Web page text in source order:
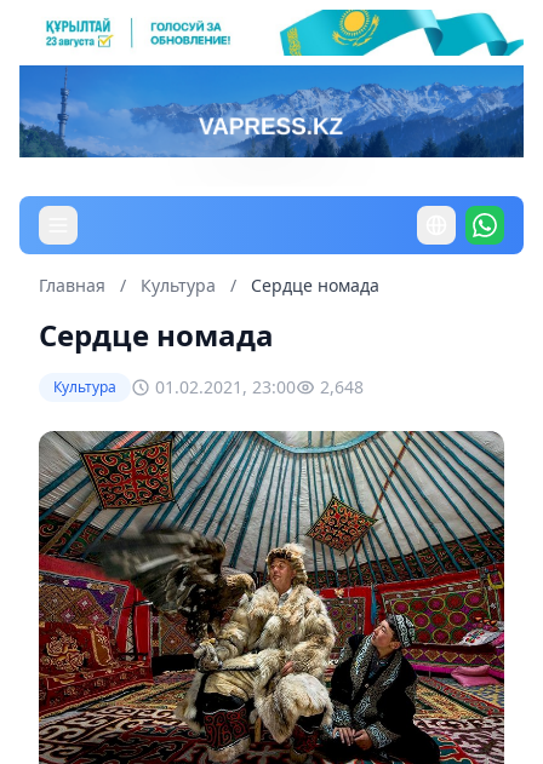
Главная / Культура / Сердце номада
Сердце номада
Культура 01.02.2021, 23:00 2,648